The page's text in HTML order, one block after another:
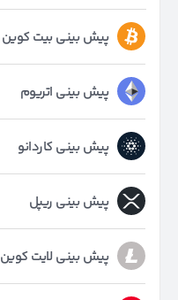
پیش بینی بیت کوین
پیش بینی اتریوم
پیش بینی کاردانو
پیش بینی ریپل
پیش بینی لایت کوین